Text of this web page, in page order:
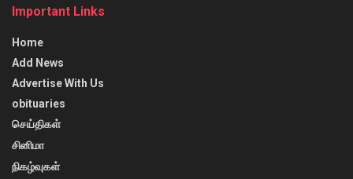
Important Links
Home
Add News
Advertise With Us
obituaries
செய்திகள்
சினிமா
நிகழ்வுகள்